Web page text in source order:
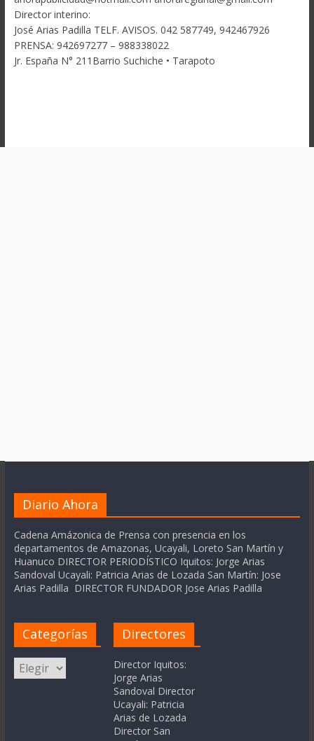
Director interino:
José Arias Padilla TELF. AVISOS. 042 587749, 942467926
PRENSA: 942697277 – 988338022
Jr. España N° 211Barrio Suchiche • Tarapoto
Diario Ahora
Cadena Amázonica de Prensa con presencia en los
departamentos de Amazonas, Ucayali, Loreto San Martín y
Huanuco DIRECTOR PERIODÍSTICO Iquitos: Jorge Arias
Sandoval Ucayali: Patricia Arias de Lozada San Martín: Jose
Arias Padilla DIRECTOR FUNDADOR Jose Arias Padilla
Categorías
Categorías
Directores
Director Iquitos:
Jorge Arias
Sandoval Director
Ucayali: Patricia
Arias de Lozada
Director San